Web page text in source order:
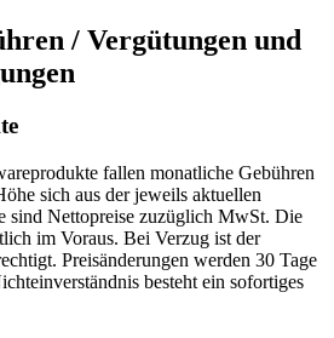
/ Vergütungen und
fallen monatliche Gebühren
sich aus der jeweils aktuellen
sind Nettopreise zuzüglich MwSt. Die
im Voraus. Bei Verzug ist der
Preisänderungen werden 30 Tage
besteht ein sofortiges